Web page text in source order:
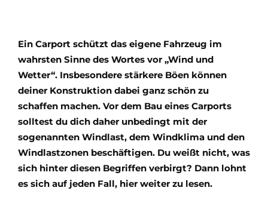
Ein Carport schützt das eigene Fahrzeug im
wahrsten Sinne des Wortes vor „Wind und
Wetter“. Insbesondere stärkere Böen können
deiner Konstruktion dabei ganz schön zu
schaffen machen. Vor dem Bau eines Carports
solltest du dich daher unbedingt mit der
sogenannten Windlast, dem Windklima und den
Windlastzonen beschäftigen. Du weißt nicht, was
sich hinter diesen Begriffen verbirgt? Dann lohnt
es sich auf jeden Fall, hier weiter zu lesen.